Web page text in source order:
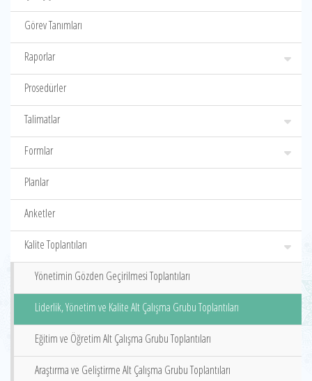
Görev Tanımları
Raporlar
Prosedürler
Talimatlar
Formlar
Planlar
Anketler
Kalite Toplantıları
Yönetimin Gözden Geçirilmesi Toplantıları
Liderlik, Yönetim ve Kalite Alt Çalışma Grubu Toplantıları
Eğitim ve Öğretim Alt Çalışma Grubu Toplantıları
Araştırma ve Geliştirme Alt Çalışma Grubu Toplantıları